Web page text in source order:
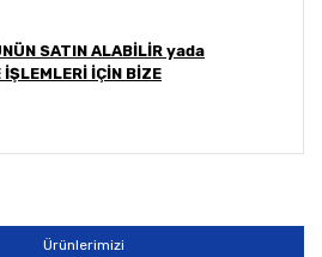
SATIN ALABİLİR yada
İÇİN BİZE
resim, ürün açıklamalarında ve
için teşekkür ederiz.
Ürünlerimizi